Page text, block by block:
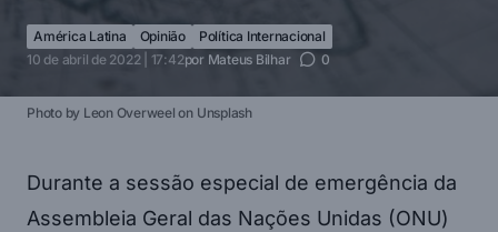
América Latina Opinião
Política Internacional
10 de abril de 2022 | 17:42por Mateus Bilhar 0
Photo by Leon Overweel on Unsplash
Durante a sessão especial de emergência da
Assembleia Geral das Nações Unidas (ONU)